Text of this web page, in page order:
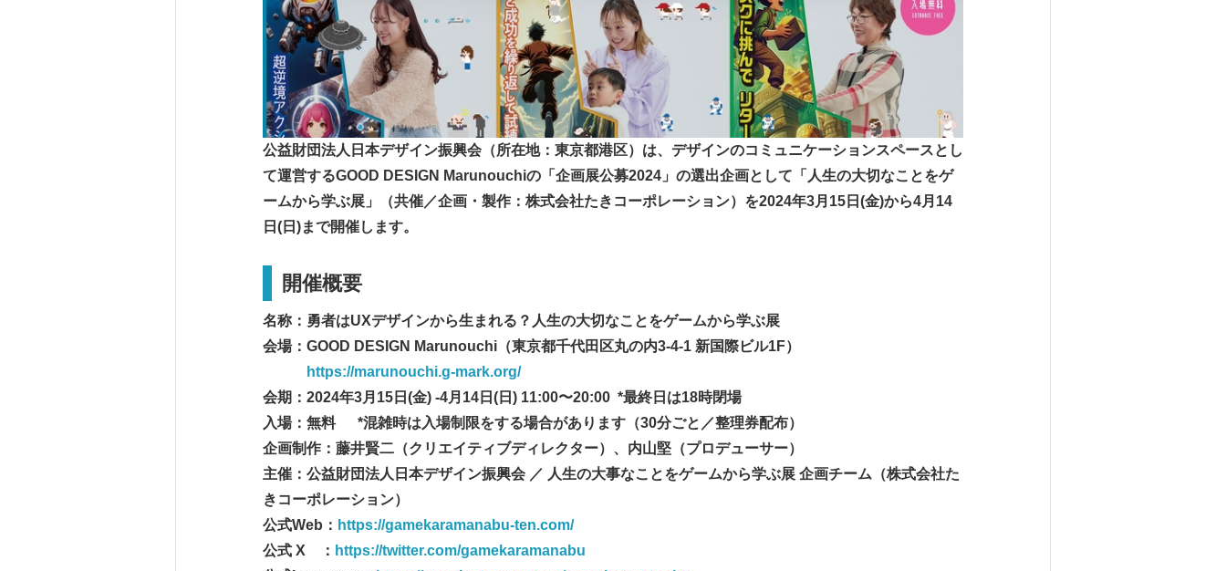
公益財団法人日本デザイン振興会（所在地：東京都港区）は、デザインのコミュニケーションスペースとし
て運営するGOOD DESIGN Marunouchiの「企画展公募2024」の選出企画として「人生の大切なことをゲ
ームから学ぶ展」（共催／企画・製作：株式会社たきコーポレーション）を2024年3月15日(金)から4月14
日(日)まで開催します。
開催概要
名称：勇者はUXデザインから生まれる？人生の大切なことをゲームから学ぶ展
会場：GOOD DESIGN Marunouchi（東京都千代田区丸の内3-4-1 新国際ビル1F）
https://marunouchi.g-mark.org/
会期：2024年3月15日(金) -4月14日(日) 11:00〜20:00 *最終日は18時閉場
入場：無料 *混雑時は入場制限をする場合があります（30分ごと／整理券配布）
企画制作：藤井賢二（クリエイティブディレクター）、内山堅（プロデューサー）
主催：公益財団法人日本デザイン振興会 ／ 人生の大事なことをゲームから学ぶ展 企画チーム（株式会社た
きコーポレーション）
公式Web： https://gamekaramanabu-ten.com/
公式 X ： https://twitter.com/gamekaramanabu